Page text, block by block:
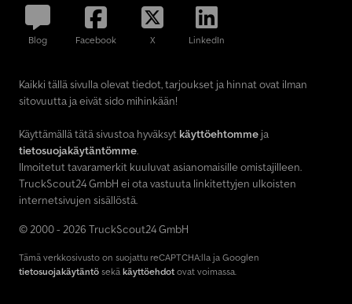
Blog Facebook X LinkedIn
Kaikki tällä sivulla olevat tiedot, tarjoukset ja hinnat ovat ilman
sitovuutta ja eivät sido mihinkään!
Käyttämällä tätä sivustoa hyväksyt käyttöehtomme ja
tietosuojakäytäntömme.
Ilmoitetut tavaramerkit kuuluvat asianomaisille omistajilleen.
TruckScout24 GmbH ei ota vastuuta linkitettyjen ulkoisten
internetsivujen sisällöstä.
© 2000 - 2026 TruckScout24 GmbH
Tämä verkkosivusto on suojattu reCAPTCHA:lla ja Googlen
tietosuojakäytäntö sekä käyttöehdot ovat voimassa.